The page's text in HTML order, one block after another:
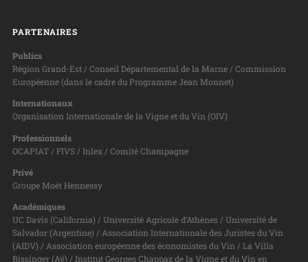
PARTENAIRES
Publics
Région Grand-Est / Conseil Départemental de la Marne / Commission
Européenne (dans le cadre du Programme Jean Monnet)
Internationaux
Organisation Internationale de la Vigne et du Vin (OIV)
Professionnels
OCAPIAT / FIVS / Inlex / Comité Champagne
Privé
Groupe Moët Hennessy
Académiques
UC Davis (California) / Université Agricole d’Athènes / Université de
Salvador (Argentine) / Association Internationale des Juristes du Vin
(AIDV) / Association européenne des économistes du Vin / La Villa
Bissinger (Aÿ) / Institut Georges Chappaz de la Vigne et du Vin en